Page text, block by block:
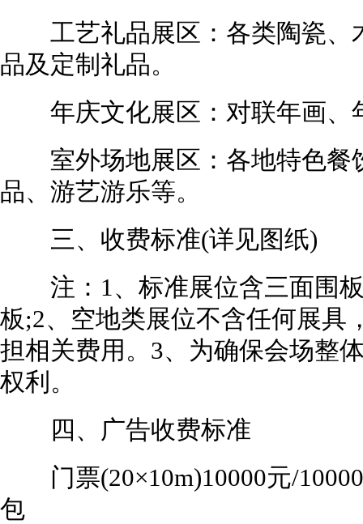
工艺礼品展区：各类陶瓷、
品及定制礼品。
年庆文化展区：对联年画、
室外场地展区：各地特色餐
品、游艺游乐等。
三、收费标准(详见图纸)
注：1、标准展位含三面围板
板;2、空地类展位不含任何展具
担相关费用。3、为确保会场整
权利。
四、广告收费标准
门票(20×10m)10000元/10000
包